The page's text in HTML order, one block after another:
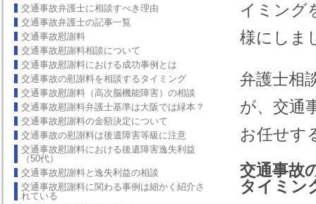
交通事故弁護士に相談すべき理由
交通事故弁護士の記事一覧
交通事故慰謝料
交通事故慰謝料相談について
交通事故慰謝料における成功事例とは
交通事故の慰謝料を相談するタイミング
交通事故慰謝料（高次脳機能障害）の相談
交通事故慰謝料弁護士基準は大阪では緑本？
交通事故慰謝料の金額決定について
交通事故の慰謝料は後遺障害等級に注意
交通事故慰謝料における後遺障害逸失利益
（50代）
交通事故慰謝料と逸失利益の相談
交通事故慰謝料に関わる事例は細かく紹介さ
れている
イミング
様にしま
弁護士相
が、交通
お任せす
交通事故
タイミン